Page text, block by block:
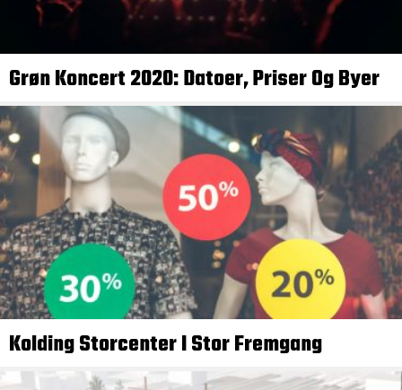
Grøn Koncert 2020: Datoer, Priser Og Byer
Kolding Storcenter I Stor Fremgang